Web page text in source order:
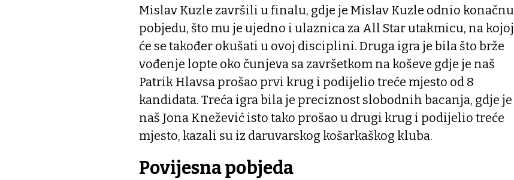
Mislav Kuzle završili u finalu, gdje je Mislav Kuzle odnio konačnu
pobjedu, što mu je ujedno i ulaznica za All Star utakmicu, na kojoj
će se također okušati u ovoj disciplini. Druga igra je bila što brže
vođenje lopte oko čunjeva sa završetkom na koševe gdje je naš
Patrik Hlavsa prošao prvi krug i podijelio treće mjesto od 8
kandidata. Treća igra bila je preciznost slobodnih bacanja, gdje je
naš Jona Knežević isto tako prošao u drugi krug i podijelio treće
mjesto, kazali su iz daruvarskog košarkaškog kluba.
Povijesna pobjeda